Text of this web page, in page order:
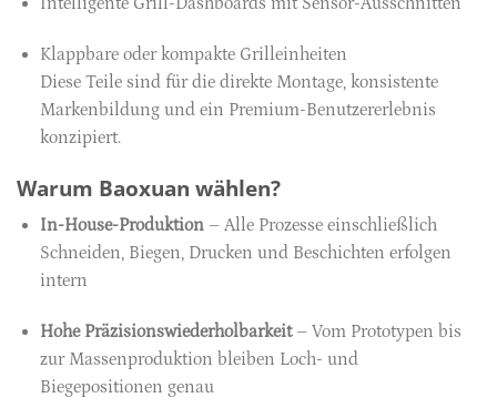
Klappbare oder kompakte Grilleinheiten
Diese Teile sind für die direkte Montage, konsistente
Markenbildung und ein Premium-Benutzererlebnis
konzipiert.
Warum Baoxuan wählen?
In-House-Produktion– Alle Prozesse einschließlich
Schneiden, Biegen, Drucken und Beschichten erfolgen
intern
Hohe Präzisionswiederholbarkeit– Vom Prototypen bis
zur Massenproduktion bleiben Loch- und
Biegepositionen genau